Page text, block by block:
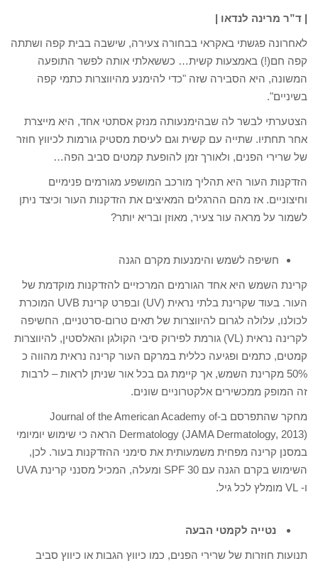
| ד”ר מרינה לנדאו |
לאחרונה פגשתי באקראי בבחורה צעירה, שישבה בבית קפה ושתתה
קפה חם(!) באמצעות קשית… כששאלתי אותה לפשר התופעה
המשונה, היא הסבירה שזה "כדי להימנע מהיווצרות כתמי קפה
בשיניים".
הצטערתי לבשר לה שבהימנעותה מנזק אסתטי אחד, היא מייצרת
אחר תחתיו. שתייה עם קשית וגם לעיסת מסטיק גורמות לכיווץ חוזר
של שרירי הפנים, ולאורך זמן להופעת קמטים סביב הפה…
הזדקנות העור היא תהליך מורכב המושפע מגורמים פנימיים
וחיצוניים. אז מהם ההרגלים המאיצים את הזדקנות העור וכיצד ניתן
לשמור על מראה עור צעיר, מאוזן ובריא יותר?
חשיפה לשמש והימנעות מקרם הגנה
קרינת השמש היא אחד הגורמים המרכזיים להזדקנות מוקדמת של
העור. בעוד שקרינת בלתי נראית (UV) ובפרט קרינת UVB המוכרת
לכולנו, עלולה לגרום להיווצרות של תאים טרום-סרטניים, החשיפה
לקרינה נראית (VL) גורמת לפירוק סיבי הקולגן והאלסטין, להיווצרות
קמטים, כתמים ופגיעה כללית במרקם העור קרינה נראית מהווה כ
50% מקרינת השמש, אך קיימת גם בכל אור שניתן לראות – לרבות
זה המופק ממכשירים אלקטרוניים שונים.
מחקר שהתפרסם ב-Journal of the American Academy of
Dermatology (JAMA Dermatology, 2013) הראה כי שימוש יומיומי
במסנן קרינה מפחית משמעותית את סימני ההזדקנות בעור. לכן,
השימוש בקרם הגנה עם SPF 30 ומעלה, המכיל מסנני קרינת UVA
ו- VL מומלץ לכל גיל.
נטייה לקמטי הבעה
תנועות חוזרות של שרירי הפנים, כמו כיווץ הגבות או כיווץ סביב